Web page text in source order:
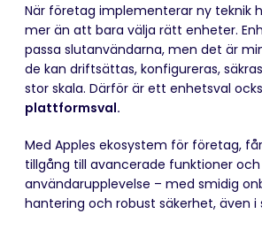
När företag implementerar ny teknik
mer än att bara välja rätt enheter.
passa slutanvändarna, men det är
de kan driftsättas, konfigureras,
stor skala. Därför är ett enhetsval
plattformsval.
Med Apples ekosystem för företag,
tillgång till avancerade funktioner
användarupplevelse – med smidig
hantering och robust säkerhet, även i